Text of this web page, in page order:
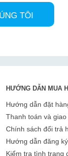
HƯỚNG DẪN MUA
Hướng dẫn đặt
Thanh toán và giao
Chính sách đổi trả
Hướng dẫn đăng
Kiểm tra tình trạng